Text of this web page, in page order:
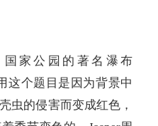
国家公园的著名瀑布
这个题目是因为背景中
虫的侵害而变成红色，